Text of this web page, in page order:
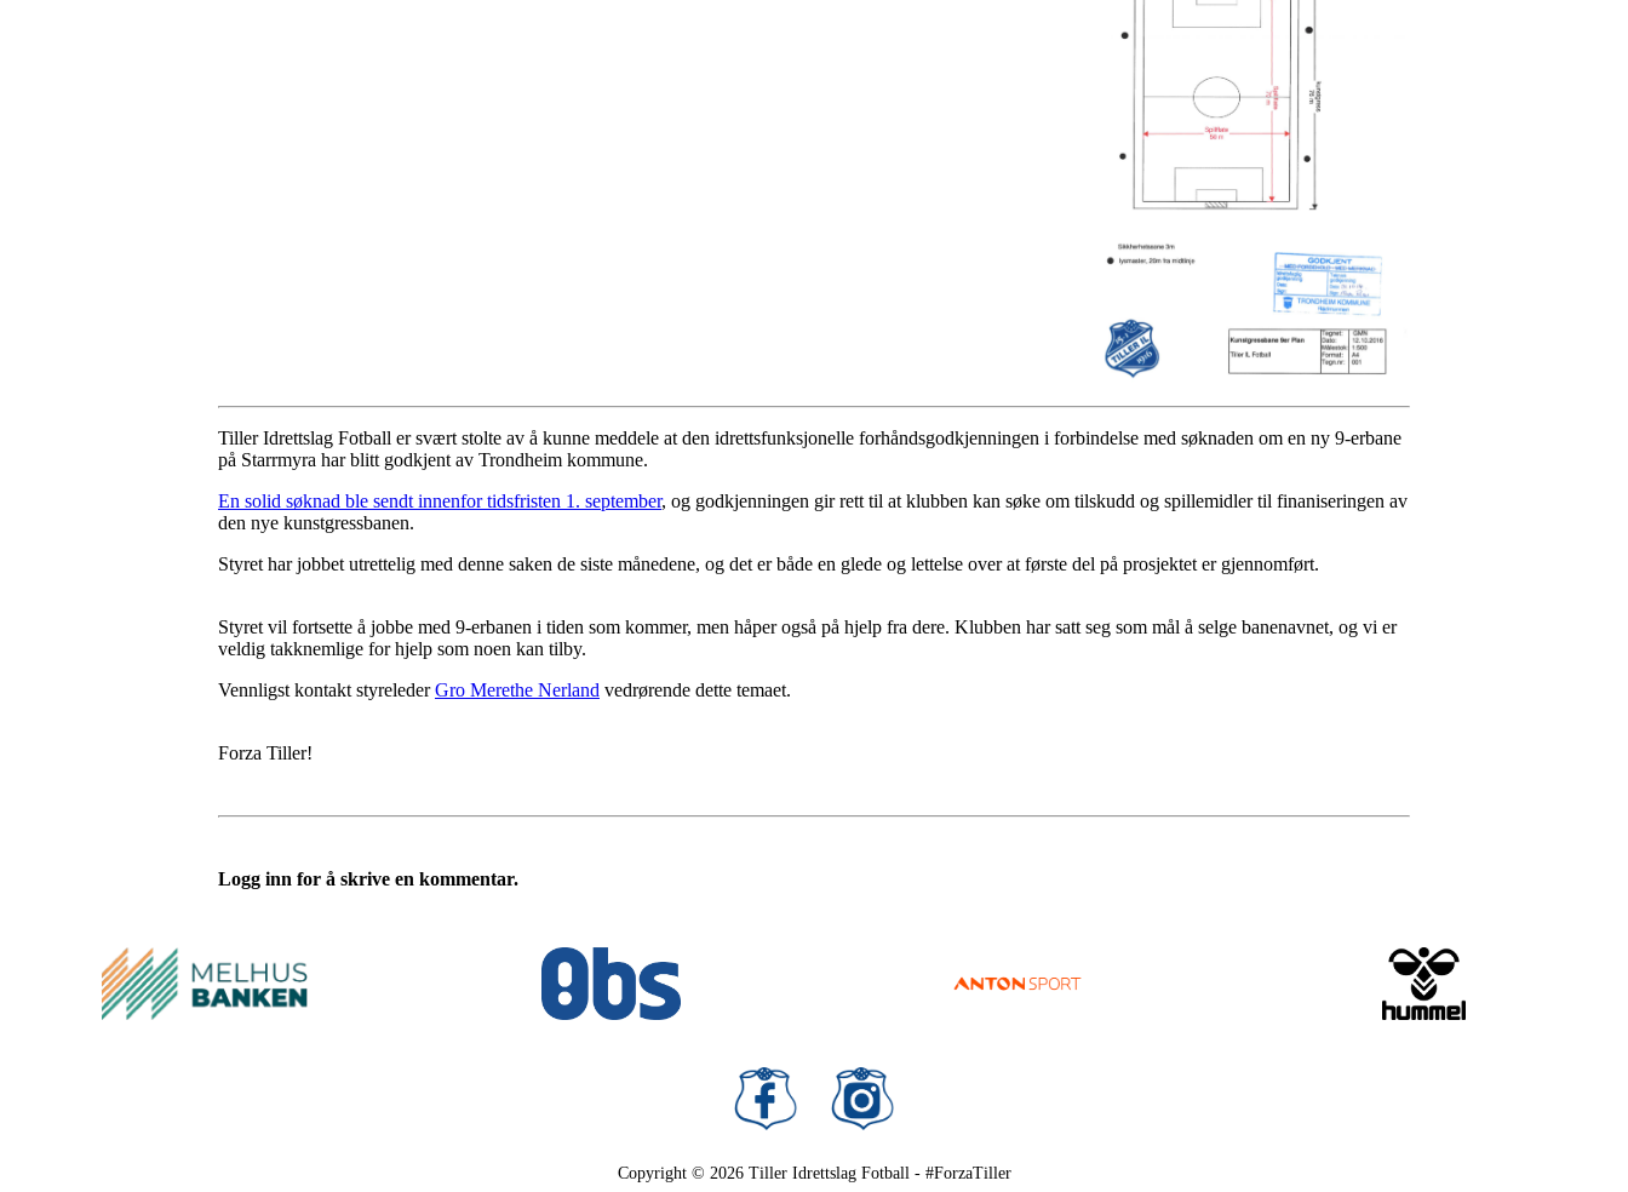
Tiller Idrettslag Fotball er svært stolte av å kunne meddele at den idrettsfunksjonelle forhåndsgodkjenningen i forbindelse med søknaden om en ny 9-erbane
på Starrmyra har blitt godkjent av Trondheim kommune.
En solid søknad ble sendt innenfor tidsfristen 1. september, og godkjenningen gir rett til at klubben kan søke om tilskudd og spillemidler til finaniseringen av
den nye kunstgressbanen.
Styret har jobbet utrettelig med denne saken de siste månedene, og det er både en glede og lettelse over at første del på prosjektet er gjennomført.
Styret vil fortsette å jobbe med 9-erbanen i tiden som kommer, men håper også på hjelp fra dere. Klubben har satt seg som mål å selge banenavnet, og vi er
veldig takknemlige for hjelp som noen kan tilby.
Vennligst kontakt styrelederGro Merethe Nerland vedrørende dette temaet.
Forza Tiller!
Logg inn for å skrive en kommentar.
Copyright © 2026 Tiller Idrettslag Fotball - #ForzaTiller